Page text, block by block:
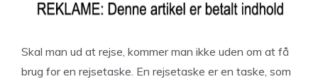
Skal man ud at rejse, kommer man ikke uden om at få
brug for en rejsetaske. En rejsetaske er en taske, som